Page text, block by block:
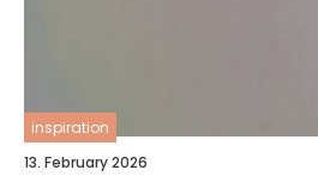
inspiration
13. February 2026